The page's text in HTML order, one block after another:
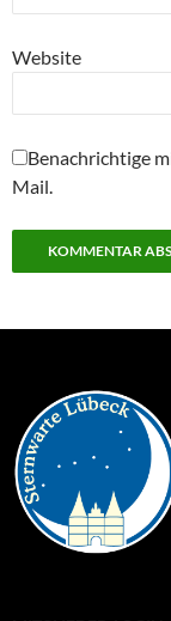
Website
Benachrichtige
Mail.